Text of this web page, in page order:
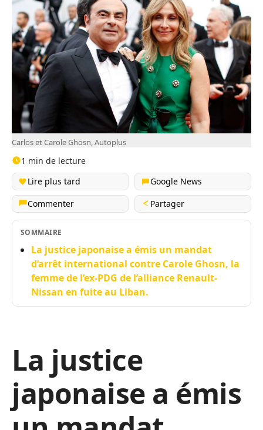
Carlos et Carole Ghosn, Autoplus
1 min de lecture
Lire plus tard
Google News
Commenter
Partager
SOMMAIRE
La justice japonaise a émis un mandat
d’arrêt international contre Carole Ghosn, la
femme de l’ex-PDG de l’alliance Renault-
Nissan en fuite au Liban.
La justice
japonaise a émis